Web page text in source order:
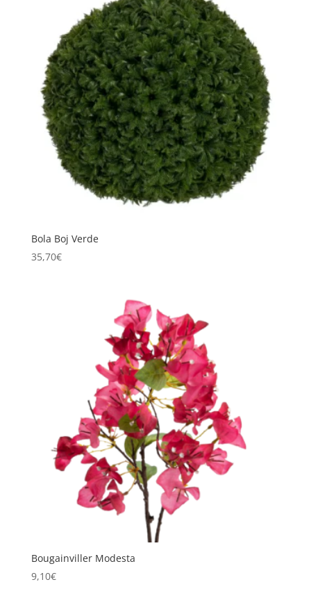
Bola Boj Verde
35,70€
Bougainviller Modesta
9,10€